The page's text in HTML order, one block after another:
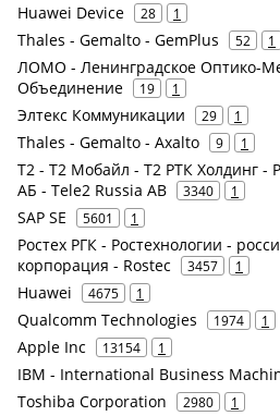
Huawei Device 28 1
Thales - Gemalto - GemPlus 52 1
ЛОМО - Ленинградское Оптико-
Объединение
19 1
Элтекс Коммуникации 29 1
Thales - Gemalto - Axalto 9 1
Т2 - Т2 Мобайл - Т2 РТК Холдинг -
АБ - Tele2 Russia AB
3340 1
SAP SE 5601 1
Ростех РГК - Ростехнологии -
корпорация - Rostec
3457 1
Huawei 4675 1
Qualcomm Technologies 1974 1
Apple Inc 13154 1
IBM - International Business
Toshiba Corporation 2980 1